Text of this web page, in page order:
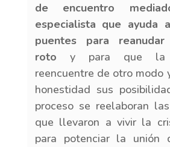
de encuentro
especialista que ayuda
puentes para
roto y para que la
reencuentre de otro modo
honestidad sus
proceso se reelaboran
que llevaron a vivir la
para potenciar la unión